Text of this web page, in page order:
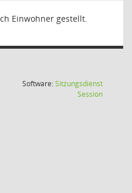
Einwohner gestellt.
Software:Sitzungsdienst
Session(Wird in